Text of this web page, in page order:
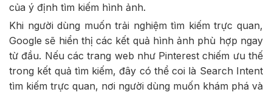
của ý định tìm kiếm hình ảnh.
Khi người dùng muốn trải nghiệm tìm kiếm trực quan,
Google sẽ hiển thị các kết quả hình ảnh phù hợp ngay
từ đầu. Nếu các trang web như Pinterest chiếm ưu thế
trong kết quả tìm kiếm, đây có thể coi là Search Intent
tìm kiếm trực quan, nơi người dùng muốn khám phá và